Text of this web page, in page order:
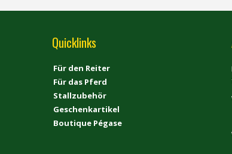
Quicklinks
Für den Reiter
Für das Pferd
Stallzubehör
Geschenkartikel
Boutique Pégase